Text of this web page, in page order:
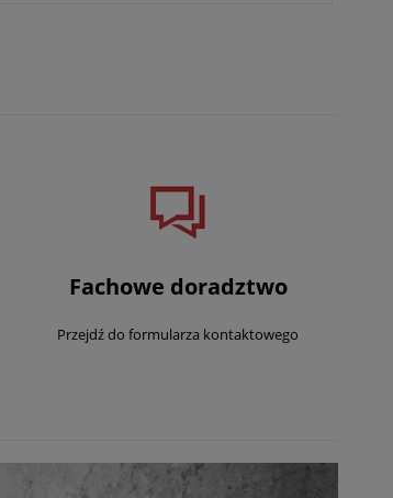
Fachowe doradztwo
Przejdź do formularza kontaktowego